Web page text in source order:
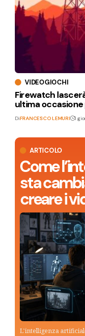
ARTICOLO
Come
sta
creare i
L'intelligenza
VIDEOGIOCHI
Firewatch
ultima
DiFRANCESCO LEMURI 1